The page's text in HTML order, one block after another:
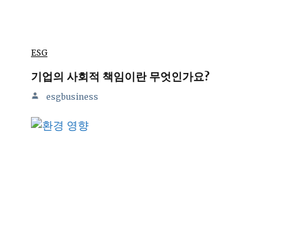
ESG
기업의 사회적 책임이란 무엇인가요?
esgbusiness